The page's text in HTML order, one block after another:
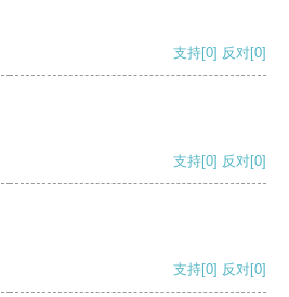
支持[0] 反对[0]
支持[0] 反对[0]
支持[0] 反对[0]